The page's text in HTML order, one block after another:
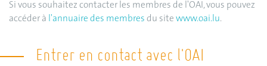
Si vous souhaitez contacter les membres de l'OAI, vous pouvez
accéder à l'annuaire des membres du site www.oai.lu.
Entrer en contact avec l'OAI